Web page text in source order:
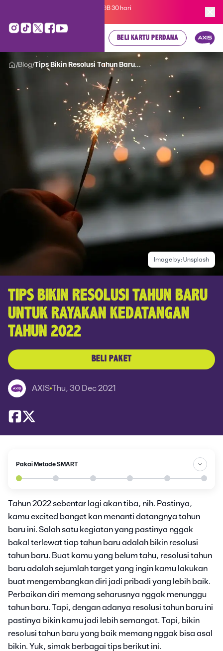
Kartu Perdana AXIS Suka-Suka 3GB 30 hari
BELI KARTU PERDANA
/Blog/Tips Bikin Resolusi Tahun Baru...
Image by:Unsplash
TIPS BIKIN RESOLUSI TAHUN BARU
UNTUK RAYAKAN KEDATANGAN
TAHUN 2022
BELI PAKET
AXIS Thu, 30 Dec 2021
Pakai Metode SMART
Tahun 2022 sebentar lagi akan tiba, nih. Pastinya,
kamu excited banget kan menanti datangnya tahun
baru ini. Salah satu kegiatan yang pastinya nggak
bakal terlewat tiap tahun baru adalah bikin resolusi
tahun baru. Buat kamu yang belum tahu, resolusi tahun
baru adalah sejumlah target yang ingin kamu lakukan
buat mengembangkan diri jadi pribadi yang lebih baik.
Perbaikan diri memang seharusnya nggak menunggu
tahun baru. Tapi, dengan adanya resolusi tahun baru ini
pastinya bikin kamu jadi lebih semangat. Tapi, bikin
resolusi tahun baru yang baik memang nggak bisa asal
bikin. Yuk, simak berbagai tips berikut ini.